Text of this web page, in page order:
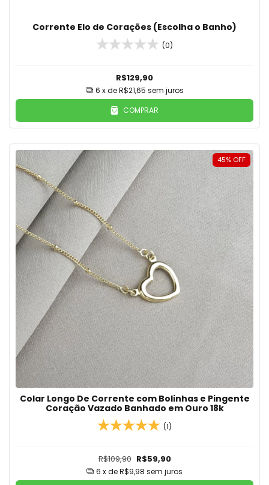
Corrente Elo de Corações (Escolha o Banho)
(0)
R$129,90
6 x deR$21,65 sem juros
COMPRAR
45% OFF
Colar Longo De Corrente com Bolinhas e Pingente
Coração Vazado Banhado em Ouro 18k
(1)
R$109,90 R$59,90
6 x deR$9,98 sem juros